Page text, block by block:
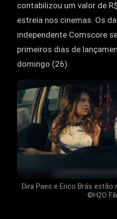
contabilizou um valor de
estreia nos cinemas. Os
independente Comscore
primeiros dias de
domingo (26).
Dira Paes e Erico Brás estão
©H2O